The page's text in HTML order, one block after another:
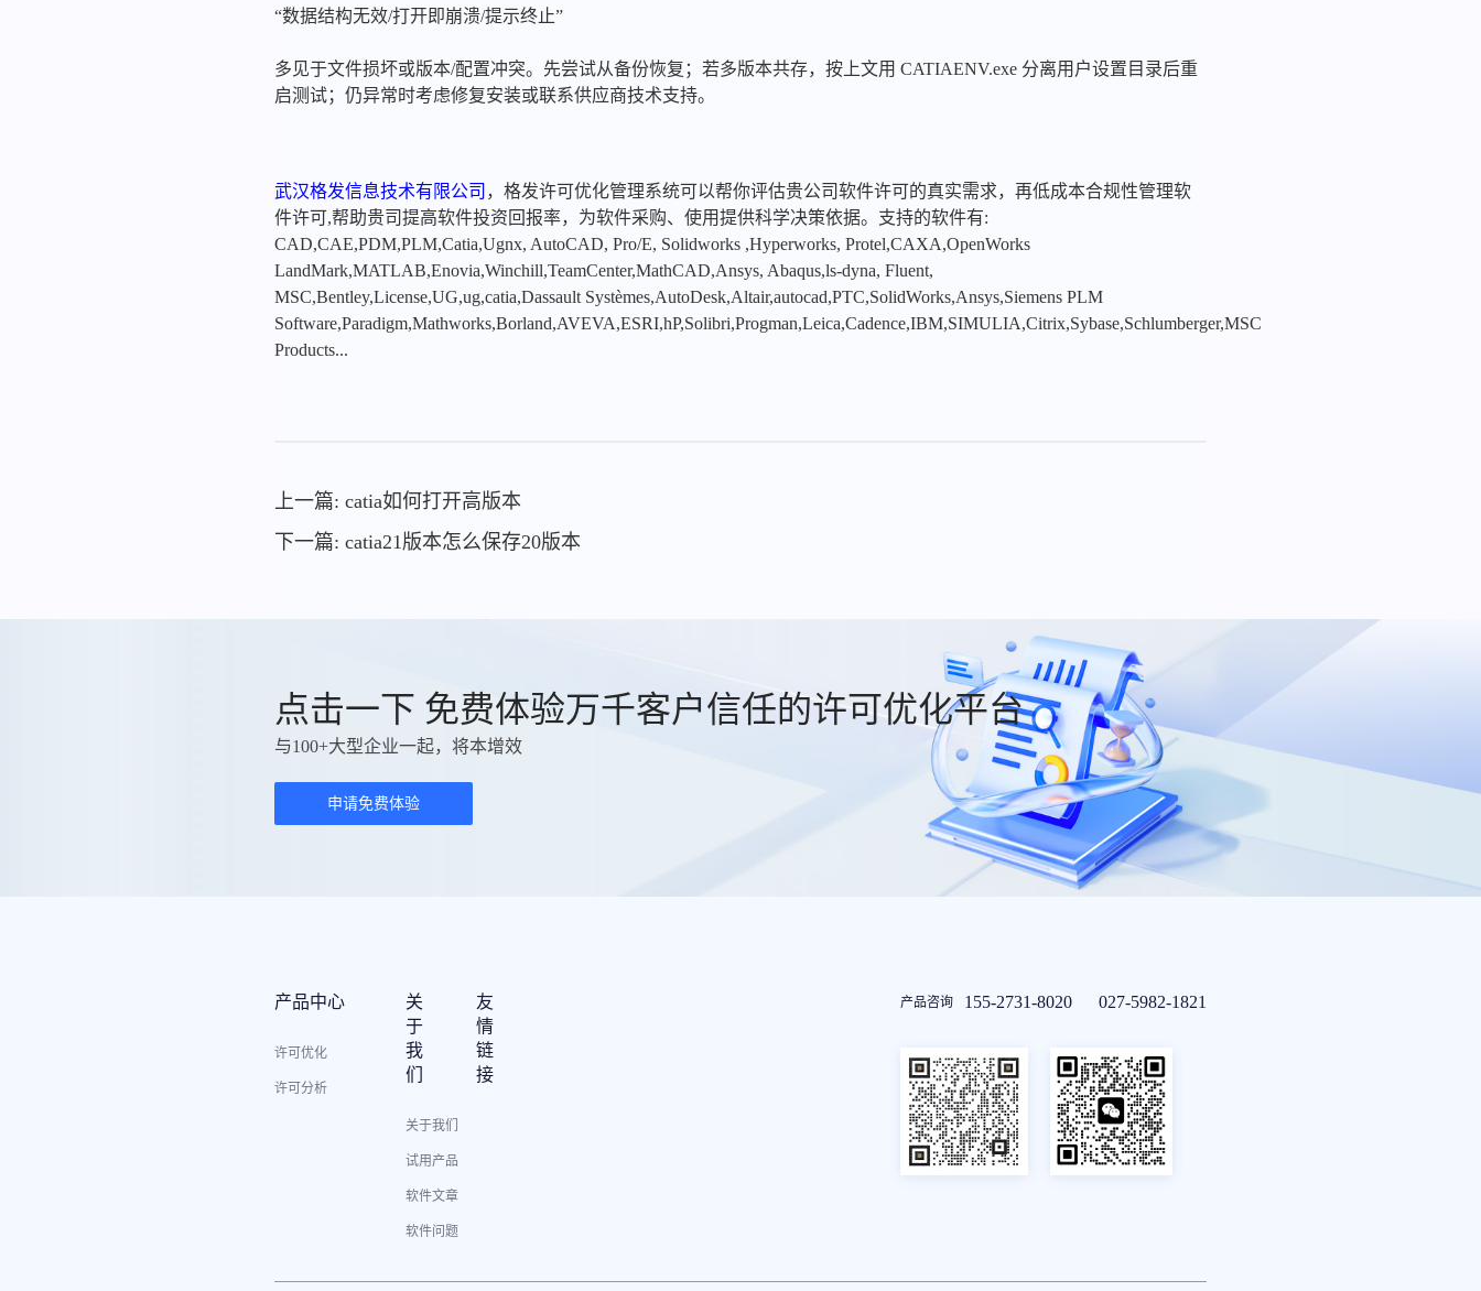
“数据结构无效/打开即崩溃/提示终止”
多见于文件损坏或版本/配置冲突。先尝试从备份恢复；若多版本共存，按上文用 CATIAENV.exe 分离用户设置目录后重
启测试；仍异常时考虑修复安装或联系供应商技术支持。
武汉格发信息技术有限公司 ，格发许可优化管理系统可以帮你评估贵公司软件许可的真实需求，再低成本合规性管理软
件许可,帮助贵司提高软件投资回报率，为软件采购、使用提供科学决策依据。支持的软件有:
CAD,CAE,PDM,PLM,Catia,Ugnx, AutoCAD, Pro/E, Solidworks ,Hyperworks, Protel,CAXA,OpenWorks
LandMark,MATLAB,Enovia,Winchill,TeamCenter,MathCAD,Ansys, Abaqus,ls-dyna, Fluent,
MSC,Bentley,License,UG,ug,catia,Dassault Systèmes,AutoDesk,Altair,autocad,PTC,SolidWorks,Ansys,Siemens PLM
Software,Paradigm,Mathworks,Borland,AVEVA,ESRI,hP,Solibri,Progman,Leica,Cadence,IBM,SIMULIA,Citrix,Sybase,Schlumberger,MSC
Products...
上一篇: catia如何打开高版本
下一篇: catia21版本怎么保存20版本
点击一下 免费体验万千客户信任的许可优化平台
与100+大型企业一起，将本增效
申请免费体验
产品中心
许可优化
许可分析
关
于
我
们
关于我们
试用产品
软件文章
软件问题
友
情
链
接
产品咨询 155-2731-8020 027-5982-1821